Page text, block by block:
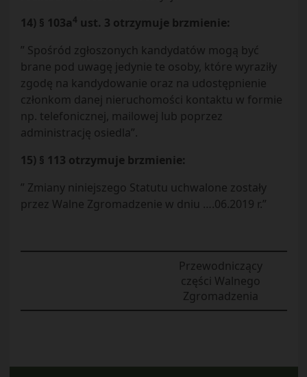
14) § 103a4 ust. 3 otrzymuje brzmienie:
” Spośród zgłoszonych kandydatów mogą być
brane pod uwagę jedynie te osoby, które wyraziły
zgodę na kandydowanie oraz na udostępnienie
członkom danej nieruchomości kontaktu w formie
np. telefonicznej, mailowej lub poprzez
administrację osiedla”.
15) § 113 otrzymuje brzmienie:
” Zmiany niniejszego Statutu uchwalone zostały
przez Walne Zgromadzenie w dniu ….06.2019 r.”
Przewodniczący
części Walnego
Zgromadzenia